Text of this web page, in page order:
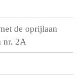
de oprijlaan
nr. 2A